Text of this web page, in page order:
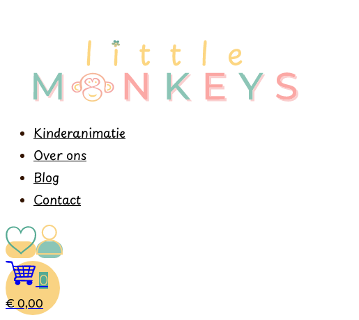
Kinderanimatie
Over ons
Blog
Contact
0
€ 0,00